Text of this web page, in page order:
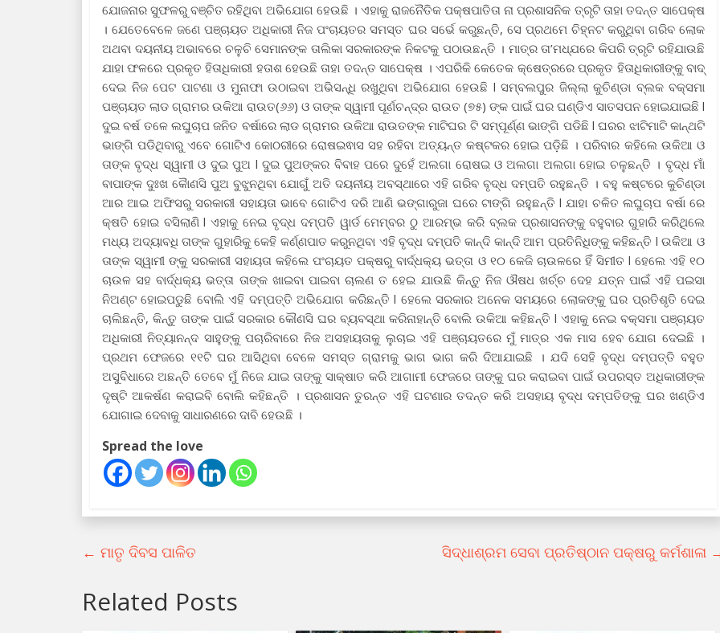
ଯୋଜନାର ସୁଫଳରୁ ବଞ୍ଚିତ ରହିଥିବା ଅଭିଯୋଗ ହେଉଛି । ଏହାକୁ ରାଜନୈତିକ ପକ୍ଷପାତିତା ନା ପ୍ରଶାସନିକ ତ୍ରୃଟି ତାହା ତଦନ୍ତ ସାପେକ୍ଷ
। ଯେତେବେଳେ ଜଣେ ପଞ୍ଚାୟତ ଅଧିକାରୀ ନିଜ ପଂଚାୟତର ସମସ୍ତ ଘର ସର୍ଭେ କରୁଛନ୍ତି, ସେ ପ୍ରଥମେ ଚିହ୍ନଟ କରୁଥିବା ଗରିବ ଲୋକ
ଅଥବା ଦୟନୀୟ ଅଭାବରେ ଚଳୁଚି ସେମାନଙ୍କ ତାଲିକା ସରକାରଙ୍କ ନିକଟକୁ ପଠାଉଛନ୍ତି । ମାତ୍ର ତା’ମଧ୍ଯରେ କିପରି ତ୍ରୃଟି ରହିଯାଉଛି
ଯାହା ଫଳରେ ପ୍ରକୃତ ହିତାଧିକାରୀ ହତାଶ ହେଉଛି ତାହା ତଦନ୍ତ ସାପେକ୍ଷ । ଏପରିକି କେତେକ କ୍ଷେତ୍ରରେ ପ୍ରକୃତ ହିତାଧିକାରୀଙ୍କୁ ବାଦ୍
ଦେଇ ନିଜ ପେଟ ପାଟଣା ଓ ମୁନାଫା ଉଠାଇବା ଅଭିସନ୍ଧି ରଖୁଥିବା ଅଭିଯୋଗ ହେଉଛି l ସମ୍ବଲପୁର ଜିଲ୍ଲା କୁଚିଣ୍ଡା ବ୍ଲକ ବକ୍ସମା
ପଞ୍ଚାୟତ ଲାଡ ଗ୍ରାମର ଉକିଆ ରାଉତ(୬୬) ଓ ତାଙ୍କ ସ୍ୱାମୀ ପୂର୍ଣଚନ୍ଦ୍ର ରାଉତ (୭୫) ଙ୍କ ପାଇଁ ଘର ଘଣ୍ଡିଏ ସାତସପନ ହୋଇଯାଇଛି l
ଦୁଇ ବର୍ଷ ତଳେ ଲଘୁଚାପ ଜନିତ ବର୍ଷାରେ ଲାଡ ଗ୍ରାମର ଉକିଆ ରାଉତଙ୍କ ମାଟିଘର ଟି ସମ୍ପୂର୍ଣ୍ଣ ଭାଙ୍ଗି ପଡିଛି l ଘରର ଝାଟିମାଟି କାନ୍ଥଟି
ଭାଙ୍ଗି ପଡିଥିବାରୁ ଏବେ ଗୋଟିଏ କୋଠରୀରେ ରୋଷଇଵାସ ସହ ରହିବା ଅତ୍ୟନ୍ତ କଷ୍ଟକର ହୋଇ ପଡ଼ିଛି । ପରିବାର କହିଲେ ଉକିଆ ଓ
ତାଙ୍କ ବୃଦ୍ଧ ସ୍ୱାମୀ ଓ ଦୁଇ ପୁଅ l ଦୁଇ ପୁଅଙ୍କର ବିବାହ ପରେ ଦୁହେଁ ଅଲଗା ରୋଷଇ ଓ ଅଲଗା ଅଲଗା ହୋଇ ଚଳୁଛନ୍ତି । ବୃଦ୍ଧ ମାଁ
ବାପାଙ୍କ ଦୁଃଖ କୋୖଣସି ପୁଅ ବୁଝୁନଥିବା ଯୋଗୁଁ ଅତି ଦୟନୀୟ ଅବସ୍ଥାରେ ଏହି ଗରିବ ବୃଦ୍ଧ ଦମ୍ପତି ରହୁଛନ୍ତି । ବହୁ କଷ୍ଟରେ କୁଚିଣ୍ଡା
ଆର ଆଇ ଅଫିସରୁ ସରକାରୀ ସହାୟତା ଭାବେ ଗୋଟିଏ ଦରି ଆଣି ଭଙ୍ଗାରୁଜା ଘରେ ଟାଙ୍ଗି ରହୁଛନ୍ତି l ଯାହା ଚଳିତ ଲଘୁଚାପ ବର୍ଷା ରେ
କ୍ଷତି ହୋଇ ବସିଲାଣି l ଏହାକୁ ନେଇ ବୃଦ୍ଧ ଦମ୍ପତି ୱାର୍ଡ ମେମ୍ବର ଠୁ ଆରମ୍ଭ କରି ବ୍ଲକ ପ୍ରଶାସନଙ୍କୁ ବହୁବାର ଗୁହାରି କରିଥିଲେ
ମଧ୍ୟ ଅଦ୍ୟାବଧି ତାଙ୍କ ଗୁହାରିକୁ କେହି କର୍ଣ୍ଣପାତ କରୁନଥିବା ଏହି ବୃଦ୍ଧ ଦମ୍ପତି କାନ୍ଦି କାନ୍ଦି ଆମ ପ୍ରତିନିଧିଙ୍କୁ କହିଛନ୍ତି l ଉକିଆ ଓ
ତାଙ୍କ ସ୍ୱାମୀ ଙ୍କୁ ସରକାରୀ ସହାୟତା କହିଲେ ପଂଚାୟତ ପକ୍ଷରୁ ବାର୍ଦ୍ଧକ୍ୟ ଭତ୍ତା ଓ ୧୦ କେଜି ଚାଉଳରେ ହିଁ ସିମୀତ l ହେଲେ ଏହି ୧୦
ଚାଉଳ ସହ ବାର୍ଦ୍ଧକ୍ୟ ଭତ୍ତା ତାଙ୍କ ଖାଇବା ପାଇବା ଚାଲଣ ତ ହେଇ ଯାଉଛି କିନ୍ତୁ ନିଜ ଔଷଧ ଖର୍ଚ୍ଚ ଦେହ ଯତ୍ନ ପାଇଁ ଏହି ପଇସା
ନିଅଣ୍ଟ ହୋଇପଡୁଛି ବୋଲି ଏହି ଦମ୍ପତ୍ତି ଅଭିଯୋଗ କରିଛନ୍ତି l ହେଲେ ସରକାର ଅନେକ ସମୟରେ ଲୋକଙ୍କୁ ଘର ପ୍ରତିଶୃତି ଦେଇ
ଚାଲିଛନ୍ତି, କିନ୍ତୁ ତାଙ୍କ ପାଇଁ ସରକାର କୌଣସି ଘର ବ୍ୟବସ୍ଥା କରିନାହାନ୍ତି ବୋଲି ଉକିଆ କହିଛନ୍ତି l ଏହାକୁ ନେଇ ବକ୍ସମା ପଞ୍ଚାୟତ
ଅଧିକାରୀ ନିତ୍ୟାନନ୍ଦ ସାହୁଙ୍କୁ ପଚାରିବାରେ ନିଜ ଅସହାୟତାକୁ ଲୁଚାଇ ଏହି ପଞ୍ଚାୟତରେ ମୁଁ ମାତ୍ର ଏକ ମାସ ହେବ ଯୋଗ ଦେଇଛି ।
ପ୍ରଥମ ଫେଜରେ ୧୧ଟି ଘର ଆସିଥିବା ବେଳେ ସମସ୍ତ ଗ୍ରାମକୁ ଭାଗ ଭାଗ କରି ଦିଆଯାଇଛି । ଯଦି ସେହି ବୃଦ୍ଧ ଦମ୍ପତ୍ତି ବହୁତ
ଅସୁବିଧାରେ ଅଛନ୍ତି ତେବେ ମୁଁ ନିଜେ ଯାଇ ତାଙ୍କୁ ସାକ୍ଷାତ କରି ଆଗାମୀ ଫେଜରେ ତାଙ୍କୁ ଘର କରାଇବା ପାଇଁ ଉପରସ୍ତ ଅଧିକାରୀଙ୍କ
ଦୃଷ୍ଟି ଆକର୍ଷଣ କରାଇବି ବୋଲି କହିଛନ୍ତି । ପ୍ରଶାସନ ତୁରନ୍ତ ଏହି ଘଟଣାର ତଦନ୍ତ କରି ଅସହାୟ ବୃଦ୍ଧ ଦମ୍ପତିଙ୍କୁ ଘର ଖଣ୍ଡିଏ
ଯୋଗାଇ ଦେବାକୁ ସାଧାରଣରେ ଦାବି ହେଉଛି ।
Spread the love
← ମାତୃ ଦିବସ ପାଳିତ ସିଦ୍ଧାଶ୍ରମ ସେବା ପ୍ରତିଷ୍ଠାନ ପକ୍ଷରୁ କର୍ମଶାଳା
Related Posts